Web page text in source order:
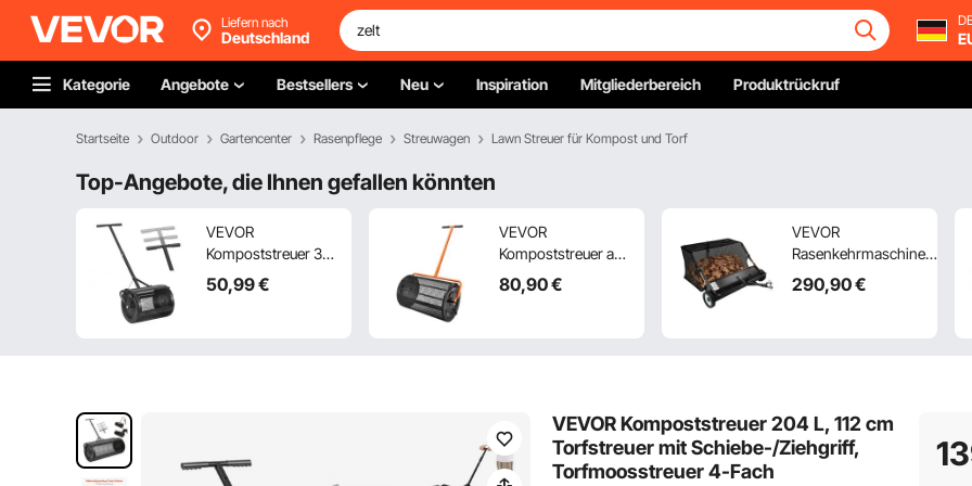
Liefern nach
Deutschland
Kategorie Angebote Bestsellers Neu Inspiration Mitgliederbereich Produktrückruf
Startseite Outdoor Gartencenter Rasenpflege Streuwagen Lawn Streuer für Kompost und Torf
Top-Angebote, die Ihnen gefallen könnten
VEVOR
Kompoststreuer 34
L, 42 cm Breiter
Torfstreuer mit T-
Pflanzen & Aussäen,
50,99€
VEVOR
Kompoststreuer aus
Stahl
Torfmoosstreuer
Metall Mesh Korb
Ideal für Dünger wie
Kompost Mist Erde
80,90€
VEVOR
Rasenkehrmaschine,
122 cm Kehrbreite,
Laubkehrmaschine für
für Rasentraktor
290,90€
VEVOR Kompoststreuer 204 L, 112 cm
Torfstreuer mit Schiebe-/Ziehgriff,
Torfmoosstreuer 4-Fach